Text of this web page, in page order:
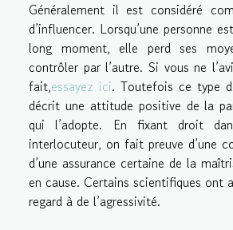
Généralement il est considéré
d’influencer. Lorsqu’une personne
long moment, elle perd ses
contrôler par l’autre. Si vous ne
fait,essayez ici. Toutefois ce type
décrit une attitude positive de la
qui l’adopte. En fixant droit
interlocuteur, on fait preuve d’une
d’une assurance certaine de la
en cause. Certains scientifiques ont
regard à de l’agressivité.